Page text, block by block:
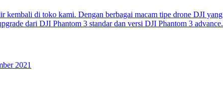
di toko kami. Dengan berbagai macam tipe drone DJI
dari DJI Phantom 3 standar dan versi DJI Phantom 3
2021